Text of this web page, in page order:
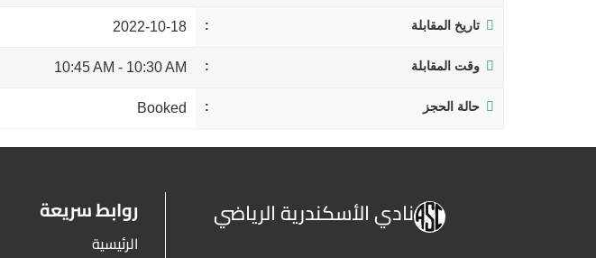
تاريخ المقابلة 2022-10-18
وقت المقابلة 10:30 AM
-
10:45 AM
حالة الحجز Booked
نادي الأسكندرية الرياضي روابط سريعة
الرئيسية